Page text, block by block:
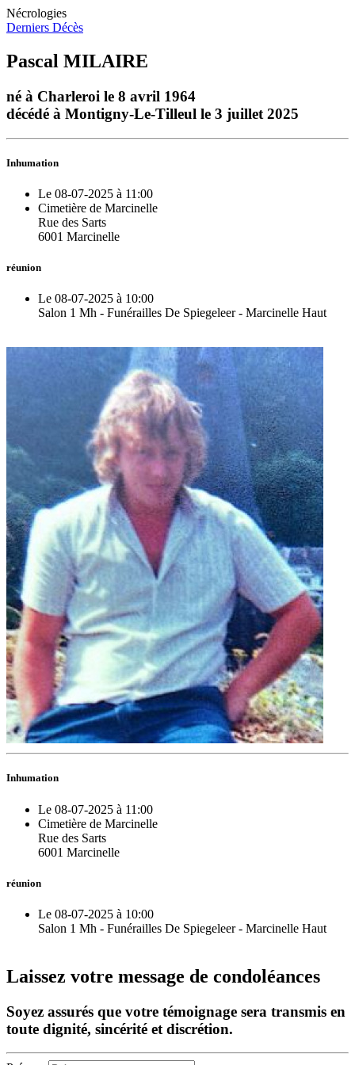
Nécrologies
Derniers Décès
Pascal MILAIRE
né à Charleroi le 8 avril 1964
décédé à Montigny-Le-Tilleul le 3 juillet 2025
Inhumation
Le 08-07-2025 à 11:00
Cimetière de Marcinelle
Rue des Sarts
6001 Marcinelle
réunion
Le 08-07-2025 à 10:00
Salon 1 Mh - Funérailles De Spiegeleer - Marcinelle Haut
Inhumation
Le 08-07-2025 à 11:00
Cimetière de Marcinelle
Rue des Sarts
6001 Marcinelle
réunion
Le 08-07-2025 à 10:00
Salon 1 Mh - Funérailles De Spiegeleer - Marcinelle Haut
Laissez votre message de condoléances
Soyez assurés que votre témoignage sera transmis en
toute dignité, sincérité et discrétion.